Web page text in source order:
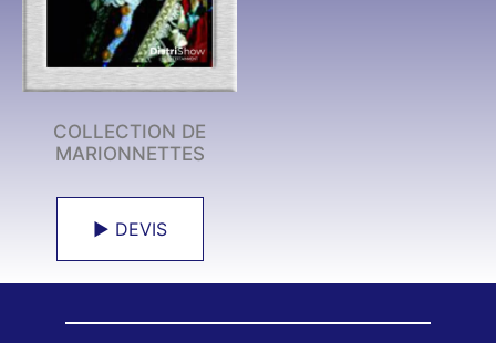
COLLECTION DE
MARIONNETTES
► DEVIS